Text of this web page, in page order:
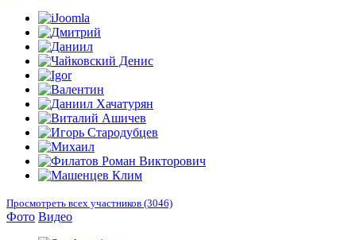
Просмотреть всех участников (3046)
Фото Видео